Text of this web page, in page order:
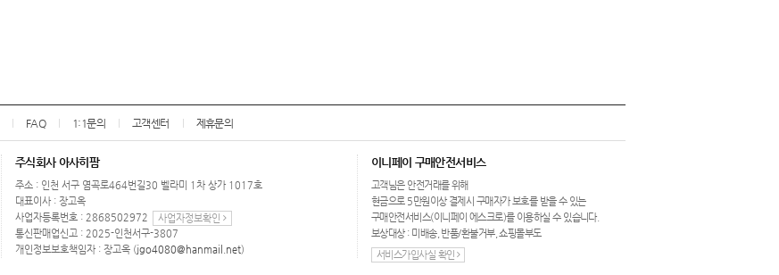
FAQ 1:1문의 고객센터 제휴문의
주식회사 아사히팜
주소 : 인천 서구 염곡로464번길30 벨라미 1차 상가 1017호
대표이사 : 장고옥
사업자등록번호 : 2868502972
사업자정보확인
통신판매업신고 : 2025-인천서구-3807
개인정보보호책임자 : 장고옥 (jgo4080@hanmail.net)
이니페이 구매안전서비스
고객님은 안전거래를 위해
현금으로 5만원이상 결제시 구매자가 보호를 받을 수 있는
구매안전서비스(이니페이 에스크로)를 이용하실 수 있습니다.
보상대상 : 미배송, 반품/환불거부, 쇼핑몰부도
서비스가입사실 확인